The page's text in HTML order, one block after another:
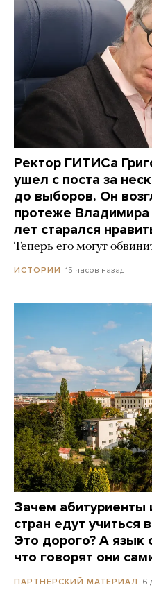
Ректор ГИТИСа
ушел с поста за
до выборов. Он
протеже
лет старался
Теперь его могут
ИСТОРИИ 15 часов назад
Зачем абитуриенты
стран едут учиться
Это дорого? А язык
что говорят они
ПАРТНЕРСКИЙ МАТЕРИАЛ 6